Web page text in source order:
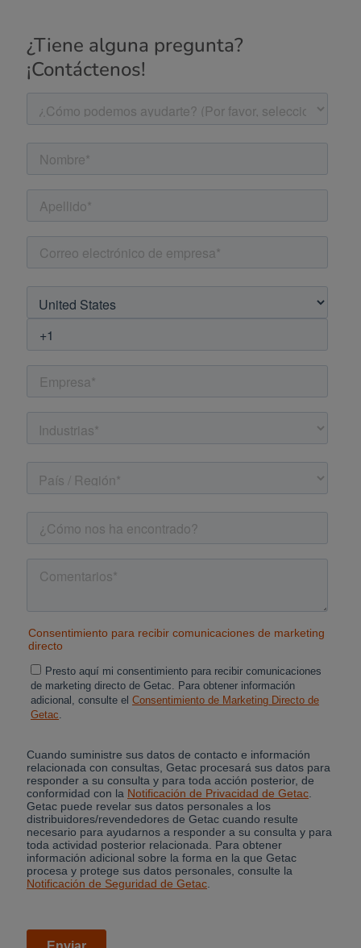
¿Tiene alguna pregunta?
¡Contáctenos!